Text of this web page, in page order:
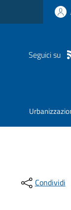
Seguici su
Condividi